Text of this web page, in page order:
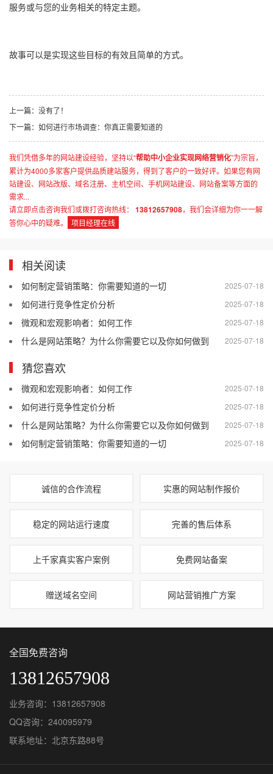
服务或与您的业务相关的特定主题。
故事可以是实现这些目标的有效且简单的方式。
上一篇：没有了！
下一篇： 如何进行市场调查：你真正需要知道的
我们凭借多年的网站建设经验，坚持以“帮助中小企业实现网络营销化”为宗旨，
累计为4000多家客户提供品质建站服务，得到了客户的一致好评。如果您有网
站建设、网站改版、域名注册、主机空间、手机网站建设、网站备案等方面的
需求...
请立即点击咨询我们或拨打咨询热线：
13812657908，我们会详细为你一一解
答你心中的疑难。
项目经理在线
相关阅读
2025-07-18
如何制定营销策略：你需要知道的一切
2025-07-18
如何进行竞争性定价分析
2025-07-18
微观和宏观影响者：如何工作
2025-07-18
什么是网站策略？为什么你需要它以及你如何做到
猜您喜欢
2025-07-18
微观和宏观影响者：如何工作
2025-07-18
如何进行竞争性定价分析
2025-07-18
什么是网站策略？为什么你需要它以及你如何做到
2025-07-18
如何制定营销策略：你需要知道的一切
诚信的合作流程 实惠的网站制作报价
稳定的网站运行速度 完善的售后体系
上千家真实客户案例 免费网站备案
赠送域名空间 网站营销推广方案
全国免费咨询
13812657908
业务咨询：13812657908
QQ咨询：240095979
联系地址：北京东路88号